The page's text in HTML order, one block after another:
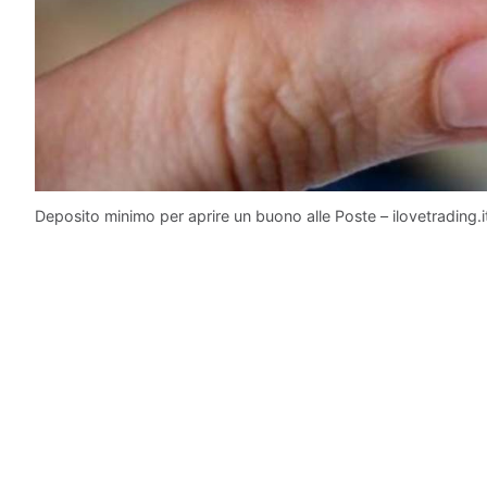
Deposito minimo per aprire un buono alle Poste –